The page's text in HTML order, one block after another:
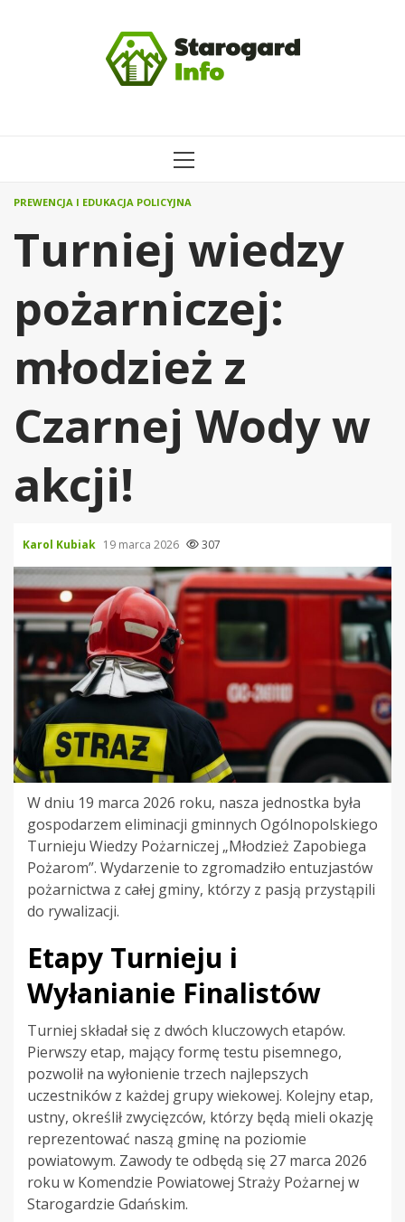
MENU
PREWENCJA I EDUKACJA POLICYJNA
Turniej wiedzy
pożarniczej:
młodzież z
Czarnej Wody w
akcji!
Karol Kubiak 19 marca 2026 307
W dniu 19 marca 2026 roku, nasza jednostka była
gospodarzem eliminacji gminnych Ogólnopolskiego
Turnieju Wiedzy Pożarniczej „Młodzież Zapobiega
Pożarom”. Wydarzenie to zgromadziło entuzjastów
pożarnictwa z całej gminy, którzy z pasją przystąpili
do rywalizacji.
Etapy Turnieju i
Wyłanianie Finalistów
Turniej składał się z dwóch kluczowych etapów.
Pierwszy etap, mający formę testu pisemnego,
pozwolił na wyłonienie trzech najlepszych
uczestników z każdej grupy wiekowej. Kolejny etap,
ustny, określił zwycięzców, którzy będą mieli okazję
reprezentować naszą gminę na poziomie
powiatowym. Zawody te odbędą się 27 marca 2026
roku w Komendzie Powiatowej Straży Pożarnej w
Starogardzie Gdańskim.